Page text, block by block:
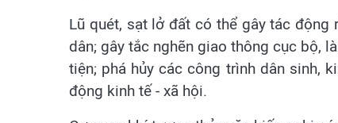
Lũ quét, sạt lở đất có thể gây tác
dân; gây tắc nghẽn giao thông cục bộ,
tiện; phá hủy các công trình dân sinh,
động kinh tế - xã hội.